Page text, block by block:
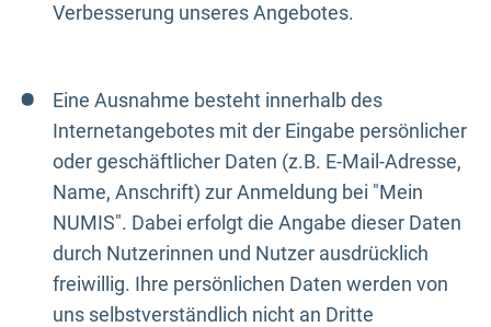
Verbesserung unseres Angebotes.
Eine Ausnahme besteht innerhalb des
Internetangebotes mit der Eingabe persönlicher
oder geschäftlicher Daten (z.B. E-Mail-Adresse,
Name, Anschrift) zur Anmeldung bei "Mein
NUMIS". Dabei erfolgt die Angabe dieser Daten
durch Nutzerinnen und Nutzer ausdrücklich
freiwillig. Ihre persönlichen Daten werden von
uns selbstverständlich nicht an Dritte